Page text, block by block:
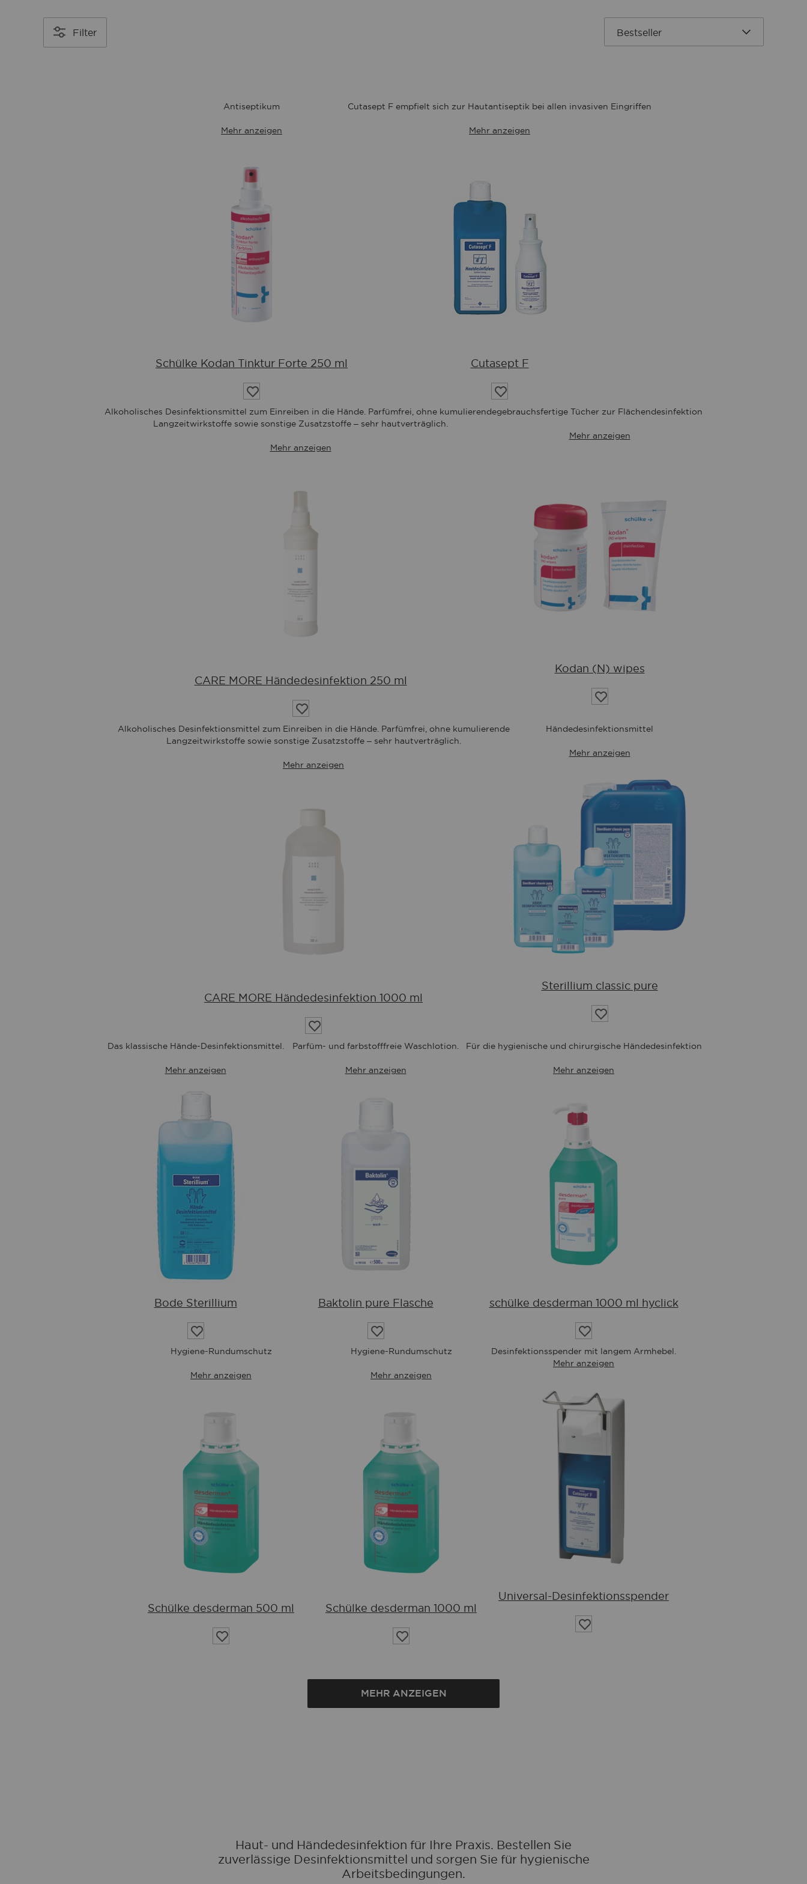
Filter
Antiseptikum
Mehr anzeigen
Schülke Kodan Tinktur Forte 250 ml
Auf
die
Wunschliste
Cutasept F empfielt sich zur Hautantiseptik bei allen invasiven Eingriffen
Mehr anzeigen
Cutasept F
Auf
die
Wunschliste
Alkoholisches Desinfektionsmittel zum Einreiben in die Hände. Parfümfrei, ohne kumulierende
Langzeitwirkstoffe sowie sonstige Zusatzstoffe – sehr hautverträglich.
Mehr anzeigen
CARE MORE Händedesinfektion 250 ml
Auf
die
Wunschliste
gebrauchsfertige Tücher zur Flächendesinfektion
Mehr anzeigen
Kodan (N) wipes
Auf
die
Alkoholisches Desinfektionsmittel zum Einreiben in die Hände. Parfümfrei, ohne kumulierende
Langzeitwirkstoffe sowie sonstige Zusatzstoffe – sehr hautverträglich.
Mehr anzeigen
CARE MORE Händedesinfektion 1000 ml
Auf
die
Wunschliste
Händedesinfektionsmittel
Mehr anzeigen
Sterillium classic pure
Auf
die
Das klassische Hände-Desinfektionsmittel.
Mehr anzeigen
Bode Sterillium
Auf
die
Wunschliste
Parfüm- und farbstofffreie Waschlotion.
Mehr anzeigen
Baktolin pure Flasche
Auf
die
Wunschliste
Für die hygienische und chirurgische Händedesinfektion
Mehr anzeigen
schülke desderman 1000 ml hyclick
Auf
die
Wunschliste
Hygiene-Rundumschutz
Mehr anzeigen
Schülke desderman 500 ml
Auf
die
Hygiene-Rundumschutz
Mehr anzeigen
Schülke desderman 1000 ml
Auf
die
Desinfektionsspender mit langem Armhebel.
Mehr anzeigen
Universal-Desinfektionsspender
Auf
die
MEHR ANZEIGEN
Haut- und Händedesinfektion für Ihre Praxis. Bestellen Sie
zuverlässige Desinfektionsmittel und sorgen Sie für hygienische
Arbeitsbedingungen.